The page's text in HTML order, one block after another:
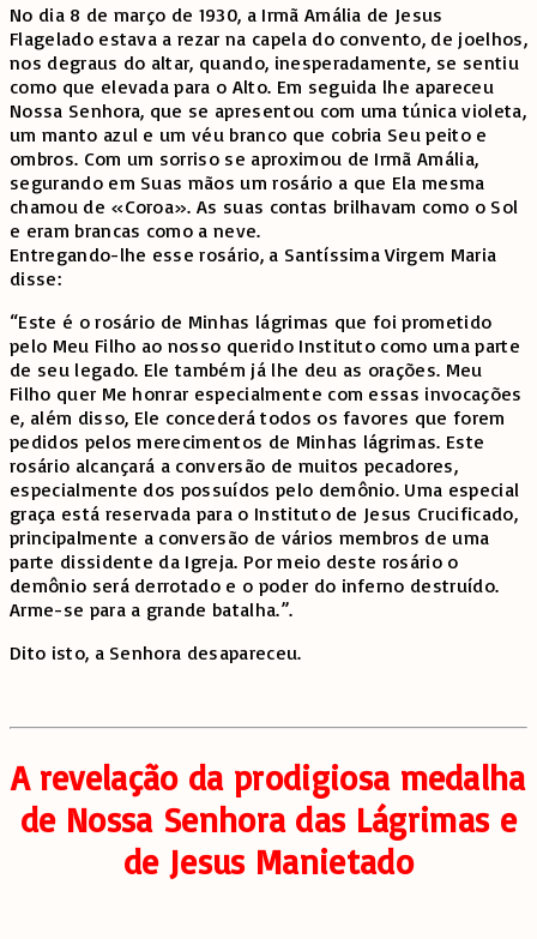
No dia 8 de março de 1930, a Irmã Amália de Jesus
Flagelado estava a rezar na capela do convento, de joelhos,
nos degraus do altar, quando, inesperadamente, se sentiu
como que elevada para o Alto. Em seguida lhe apareceu
Nossa Senhora, que se apresentou com uma túnica violeta,
um manto azul e um véu branco que cobria Seu peito e
ombros. Com um sorriso se aproximou de Irmã Amália,
segurando em Suas mãos um rosário a que Ela mesma
chamou de «Coroa». As suas contas brilhavam como o Sol
e eram brancas como a neve.
Entregando-lhe esse rosário, a Santíssima Virgem Maria
disse:
“Este é o rosário de Minhas lágrimas que foi prometido
pelo Meu Filho ao nosso querido Instituto como uma parte
de seu legado. Ele também já lhe deu as orações. Meu
Filho quer Me honrar especialmente com essas invocações
e, além disso, Ele concederá todos os favores que forem
pedidos pelos merecimentos de Minhas lágrimas. Este
rosário alcançará a conversão de muitos pecadores,
especialmente dos possuídos pelo demônio. Uma especial
graça está reservada para o Instituto de Jesus Crucificado,
principalmente a conversão de vários membros de uma
parte dissidente da Igreja. Por meio deste rosário o
demônio será derrotado e o poder do inferno destruído.
Arme-se para a grande batalha.”.
Dito isto, a Senhora desapareceu.
A revelação da prodigiosa medalha
de Nossa Senhora das Lágrimas e
de Jesus Manietado